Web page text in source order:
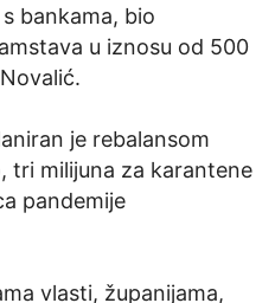
bankama, bio
u iznosu od 500
je rebalansom
tri milijuna za karantene
pandemije
vlasti, županijama,